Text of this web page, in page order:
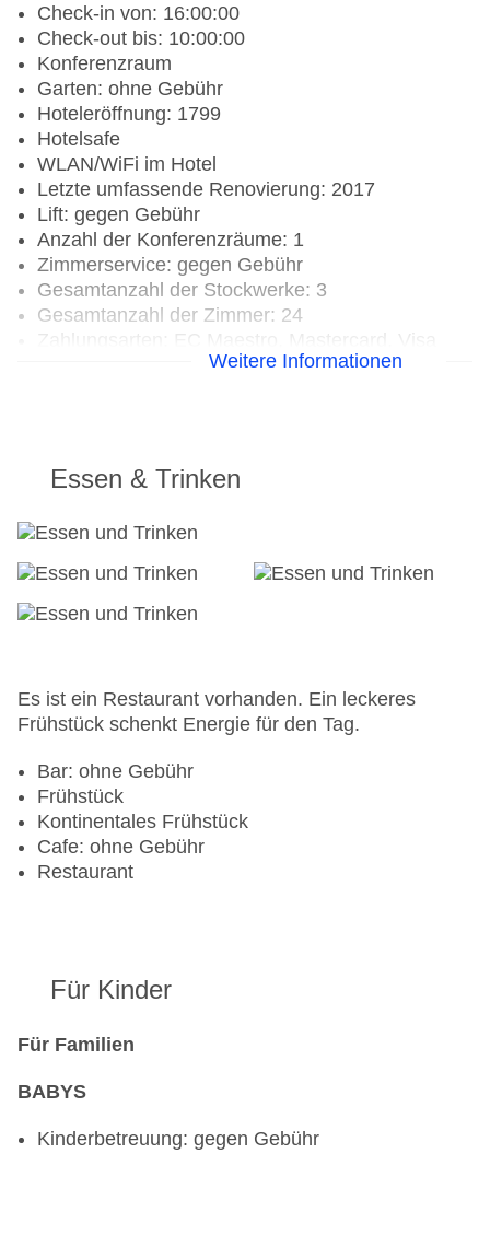
Check-in von: 16:00:00
Check-out bis: 10:00:00
Konferenzraum
Garten: ohne Gebühr
Hoteleröffnung: 1799
Hotelsafe
WLAN/WiFi im Hotel
Letzte umfassende Renovierung: 2017
Lift: gegen Gebühr
Anzahl der Konferenzräume: 1
Zimmerservice: gegen Gebühr
Gesamtanzahl der Stockwerke: 3
Gesamtanzahl der Zimmer: 24
Landeskategorie: 4 SterneWeitere Informationen
Essen & Trinken
Es ist ein Restaurant vorhanden. Ein leckeres
Frühstück schenkt Energie für den Tag.
Bar: ohne Gebühr
Frühstück
Kontinentales Frühstück
Cafe: ohne Gebühr
Restaurant
Für Kinder
Für Familien
BABYS
Kinderbetreuung: gegen Gebühr